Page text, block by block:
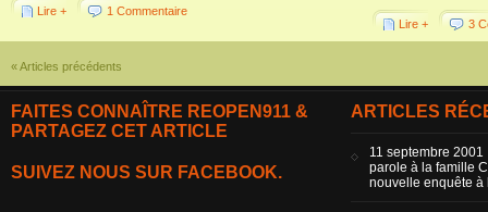
Lire + 1 Commentaire
Lire + 3
« Articles précédents
FAITES CONNAÎTRE REOPEN911 &
PARTAGEZ CET ARTICLE
SUIVEZ NOUS SUR FACEBOOK.
ARTICLES
11 septembre
parole à la famille
nouvelle enquête à